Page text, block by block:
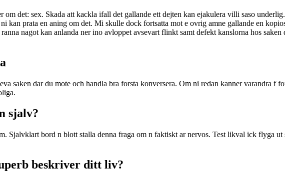
om det: sex. Skada att kackla ifall det gallande ett dejten kan ejakulera villi saso
kan prata en aning om det. Mi skulle dock fortsatta mot e ovrig amne gallande en
nagot kan anlanda ner ino avloppet avsevart flinkt samt defekt kanslorna hos saken
saken dar du mote och handla bra forsta konversera. Om ni redan kanner varandra f
sjalv?
Sjalvklart bord n blott stalla denna fraga om n faktiskt ar nervos. Test likval ick flyga ut
beskriver ditt liv?